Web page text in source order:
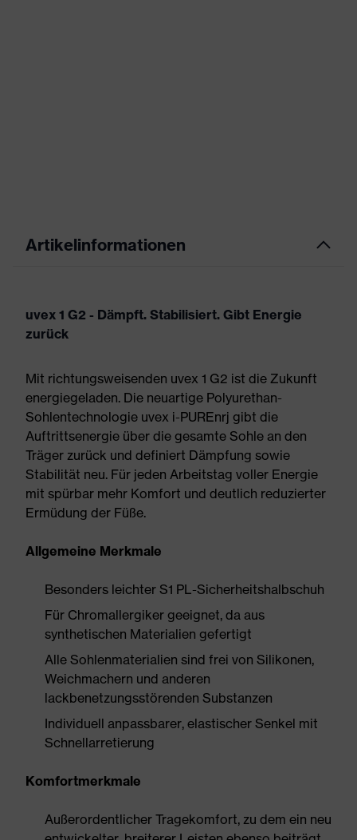
Artikelinformationen
uvex 1 G2 - Dämpft. Stabilisiert. Gibt Energie
zurück
Mit richtungsweisenden uvex 1 G2 ist die Zukunft
energiegeladen. Die neuartige Polyurethan-
Sohlentechnologie uvex i-PUREnrj gibt die
Auftrittsenergie über die gesamte Sohle an den
Träger zurück und definiert Dämpfung sowie
Stabilität neu. Für jeden Arbeitstag voller Energie
mit spürbar mehr Komfort und deutlich reduzierter
Ermüdung der Füße.
Allgemeine Merkmale
Besonders leichter S1 PL-Sicherheitshalbschuh
Für Chromallergiker geeignet, da aus
synthetischen Materialien gefertigt
Alle Sohlenmaterialien sind frei von Silikonen,
Weichmachern und anderen
lackbenetzungsstörenden Substanzen
Individuell anpassbarer, elastischer Senkel mit
Schnellarretierung
Komfortmerkmale
Außerordentlicher Tragekomfort, zu dem ein neu